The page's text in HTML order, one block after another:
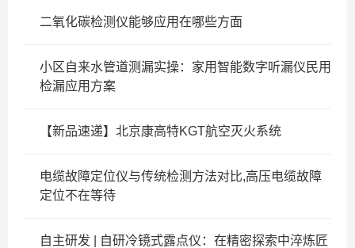
二氧化碳检测仪能够应用在哪些方面
小区自来水管道测漏实操：家用智能数字听漏仪民用
检漏应用方案
【新品速递】北京康高特KGT航空灭火系统
电缆故障定位仪与传统检测方法对比,高压电缆故障
定位不在等待
自主研发 | 自研冷镜式露点仪：在精密探索中淬炼匠